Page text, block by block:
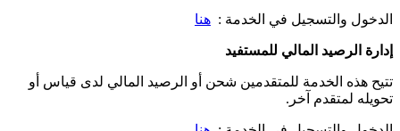
الدخول والتسجيل في الخدمة : هنا
إدارة الرصيد المالي للمستفيد
تتيح هذه الخدمة للمتقدمين شحن أو الرصيد المالي لدى قياس أو
تحويله لمتقدم آخر.